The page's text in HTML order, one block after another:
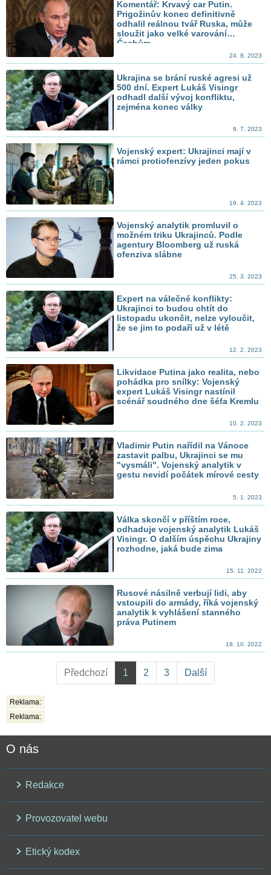
Komentář: Krvavý car Putin.
Prigožinův konec definitivně
odhalil reálnou tvář Ruska, může
sloužit jako velké varování
Čechům
24. 8. 2023
Ukrajina se brání ruské agresi už
500 dní. Expert Lukáš Visingr
odhadl další vývoj konfliktu,
zejména konec války
9. 7. 2023
Vojenský expert: Ukrajinci mají v
rámci protiofenzívy jeden pokus
19. 4. 2023
Vojenský analytik promluvil o
možném triku Ukrajinců. Podle
agentury Bloomberg už ruská
ofenziva slábne
25. 3. 2023
Expert na válečné konflikty:
Ukrajinci to budou chtít do
listopadu ukončit, nelze vyloučit,
že se jim to podaří už v létě
12. 2. 2023
Likvidace Putina jako realita, nebo
pohádka pro snílky: Vojenský
expert Lukáš Visingr nastínil
scénář soudného dne šéfa Kremlu
10. 2. 2023
Vladimir Putin nařídil na Vánoce
zastavit palbu, Ukrajinci se mu
"vysmáli". Vojenský analytik v
gestu nevidí počátek mírové cesty
5. 1. 2023
Válka skončí v příštím roce,
odhaduje vojenský analytik Lukáš
Visingr. O dalším úspěchu Ukrajiny
rozhodne, jaká bude zima
15. 11. 2022
Rusové násilně verbují lidi, aby
vstoupili do armády, říká vojenský
analytik k vyhlášení stanného
práva Putinem
19. 10. 2022
Předchozí 1 2 3 Další
Reklama:
Reklama:
O nás
Redakce
Provozovatel webu
Etický kodex